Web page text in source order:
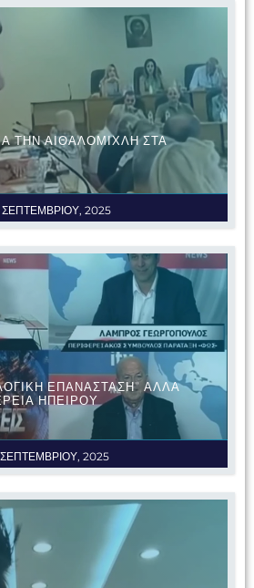
ΣΕΠΤΕΜΒΡΙΟΥ, 2025
ΤΗΝ ΑΙΘΑΛΟΜΙΧΛΗ ΣΤΑ
2025
ΕΠΑΝΑΣΤΑΣΗ” ΑΛΛΑ
ΗΠΕΙΡΟΥ